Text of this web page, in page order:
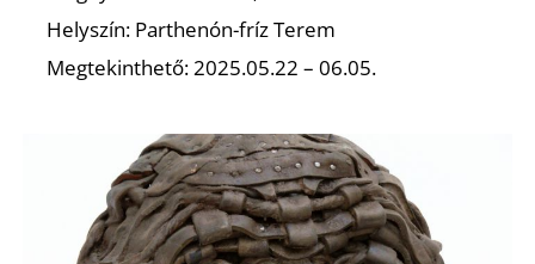
Helyszín: Parthenón-fríz Terem
Megtekinthető: 2025.05.22 – 06.05.